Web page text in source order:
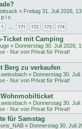
« Freitag 31. Juli 2026,
i c
1 … 171 172 173 174
Ticket mit Camping
« Donnerstag 30. Juli 2026,
- Nur von Privat für Privat!
Berg zu verkaufen
« Donnerstag 30. Juli
- Nur von Privat für Privat!
« Donnerstag 30. Juli
- Nur von Privat für Privat!
für Samstag
« Donnerstag 30. Juli